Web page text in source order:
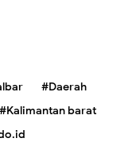
#Daerah
#Kalimantan barat